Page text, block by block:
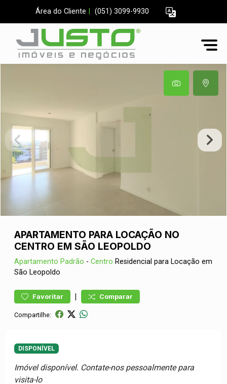
Área do Cliente (051) 3099-9930
APARTAMENTO PARA LOCAÇÃO NO
CENTRO EM SÃO LEOPOLDO
Apartamento Padrão - Centro Residencial para Locação em
São Leopoldo
Favoritar | Comparar
Compartilhe:
DISPONÍVEL
Imóvel disponível. Contate-nos pessoalmente para
visita-lo